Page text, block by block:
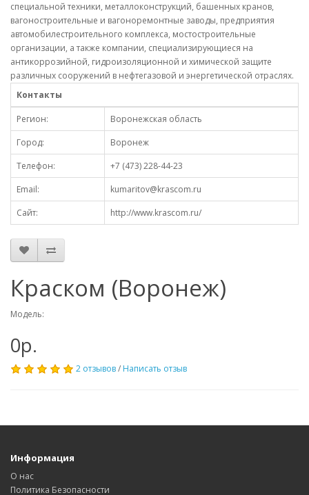
специальной техники, металлоконструкций, башенных кранов,
вагоностроительные и вагоноремонтные заводы, предприятия
автомобилестроительного комплекса, мостостроительные
организации, а также компании, специализирующиеся на
антикоррозийной, гидроизоляционной и химической защите
различных сооружений в нефтегазовой и энергетической отраслях.
Контакты
Регион:
Воронежская область
Город:
Воронеж
Телефон:
+7 (473) 228-44-23
Email:
kumaritov@krascom.ru
Сайт:
http://www.krascom.ru/
Краском (Воронеж)
Модель:
0р.
2 отзывов/ Написать отзыв
Информация
О нас
Политика Безопасности